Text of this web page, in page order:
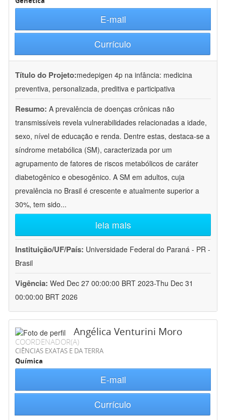
E-mail
Currículo
Título do Projeto:medepigen 4p na infância: medicina
preventiva, personalizada, preditiva e participativa
Resumo: A prevalência de doenças crônicas não
transmissíveis revela vulnerabilidades relacionadas a idade,
sexo, nível de educação e renda. Dentre estas, destaca-se a
síndrome metabólica (SM), caracterizada por um
agrupamento de fatores de riscos metabólicos de caráter
diabetogênico e obesogênico. A SM em adultos, cuja
prevalência no Brasil é crescente e atualmente superior a
30%, tem sido...
leia mais
Instituição/UF/País: Universidade Federal do Paraná - PR -
Brasil
Vigência: Wed Dec 27 00:00:00 BRT 2023-Thu Dec 31
00:00:00 BRT 2026
Angélica Venturini Moro
COORDENADOR(A)
CIÊNCIAS EXATAS E DA TERRA
Química
E-mail
Currículo